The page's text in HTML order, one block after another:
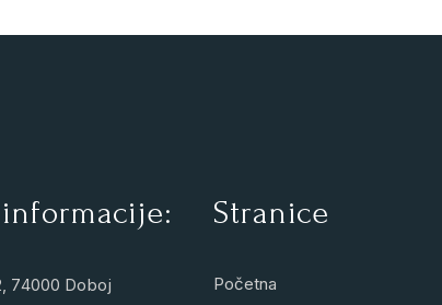
74000 Doboj
Stranice
Početna